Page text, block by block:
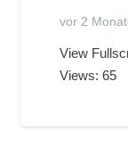
vor 2
View
Views: 65